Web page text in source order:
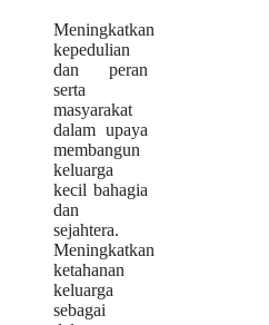
Meningkatkan
kepedulian
dan peran
serta
masyarakat
dalam upaya
membangun
keluarga
kecil bahagia
dan
sejahtera.
Meningkatkan
ketahanan
keluarga
sebagai